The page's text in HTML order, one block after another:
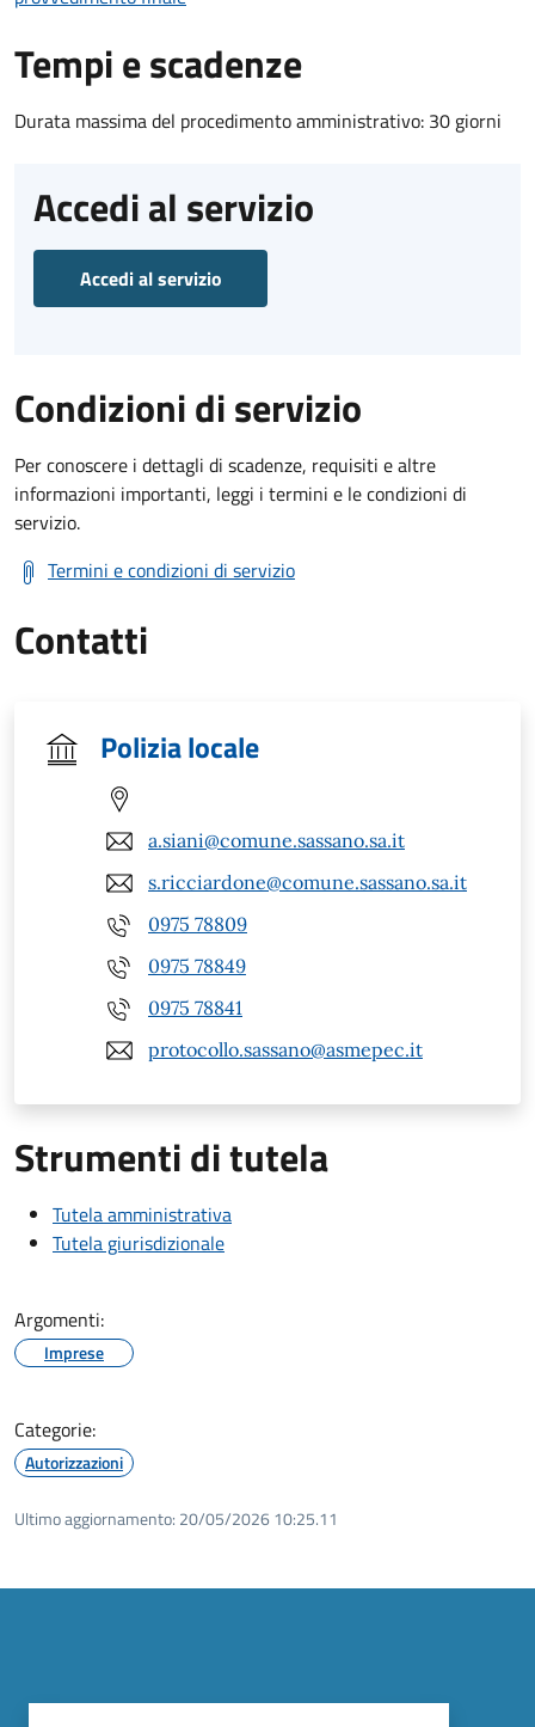
Tempi e scadenze
Durata massima del procedimento amministrativo: 30 giorni
Accedi al servizio
Accedi al servizio
Condizioni di servizio
Per conoscere i dettagli di scadenze, requisiti e altre
informazioni importanti, leggi i termini e le condizioni di
servizio.
Termini e condizioni di servizio
Contatti
Polizia locale
a.siani@comune.sassano.sa.it
s.ricciardone@comune.sassano.sa.it
0975 78809
0975 78849
0975 78841
protocollo.sassano@asmepec.it
Strumenti di tutela
Tutela amministrativa
Tutela giurisdizionale
Argomenti:
Imprese
Categorie:
Autorizzazioni
Ultimo aggiornamento: 20/05/2026 10:25.11